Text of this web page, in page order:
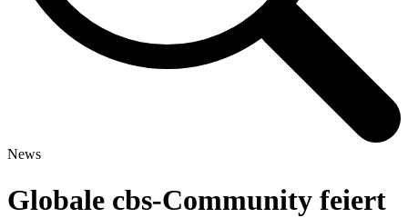
News
Globale cbs-Community feiert